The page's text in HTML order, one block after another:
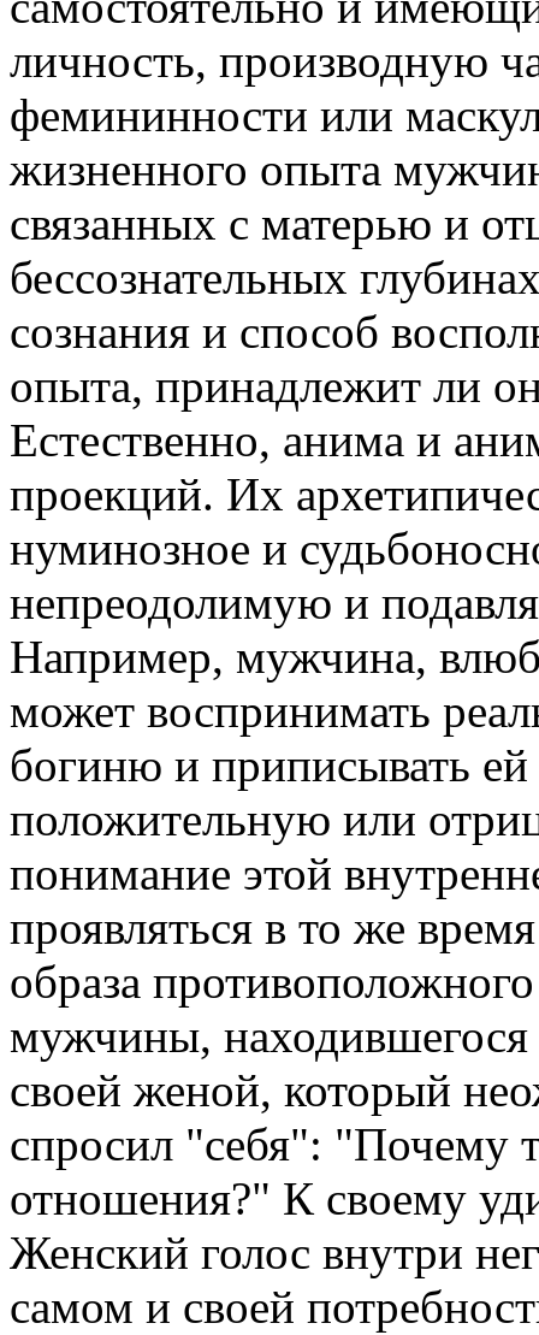
личность, производную
фемининности или
жизненного опыта
связанных с матерью и
бессознательных
сознания и способ
опыта, принадлежит ли
Естественно, анима и
проекций. Их
нуминозное и
непреодолимую и
Например, мужчина,
может воспринимать
богиню и приписывать ей
положительную или
понимание этой
проявляться в то же
образа
мужчины, находившегося
своей женой, который
спросил "себя": "Почему
отношения?" К своему
Женский голос внутри
самом и своей